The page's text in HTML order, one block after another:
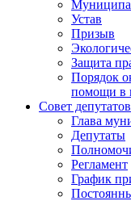
Устав
Призыв
Защита
Порядок
помощи в
Совет депутатов
Глава
Депутаты
Регламент
График